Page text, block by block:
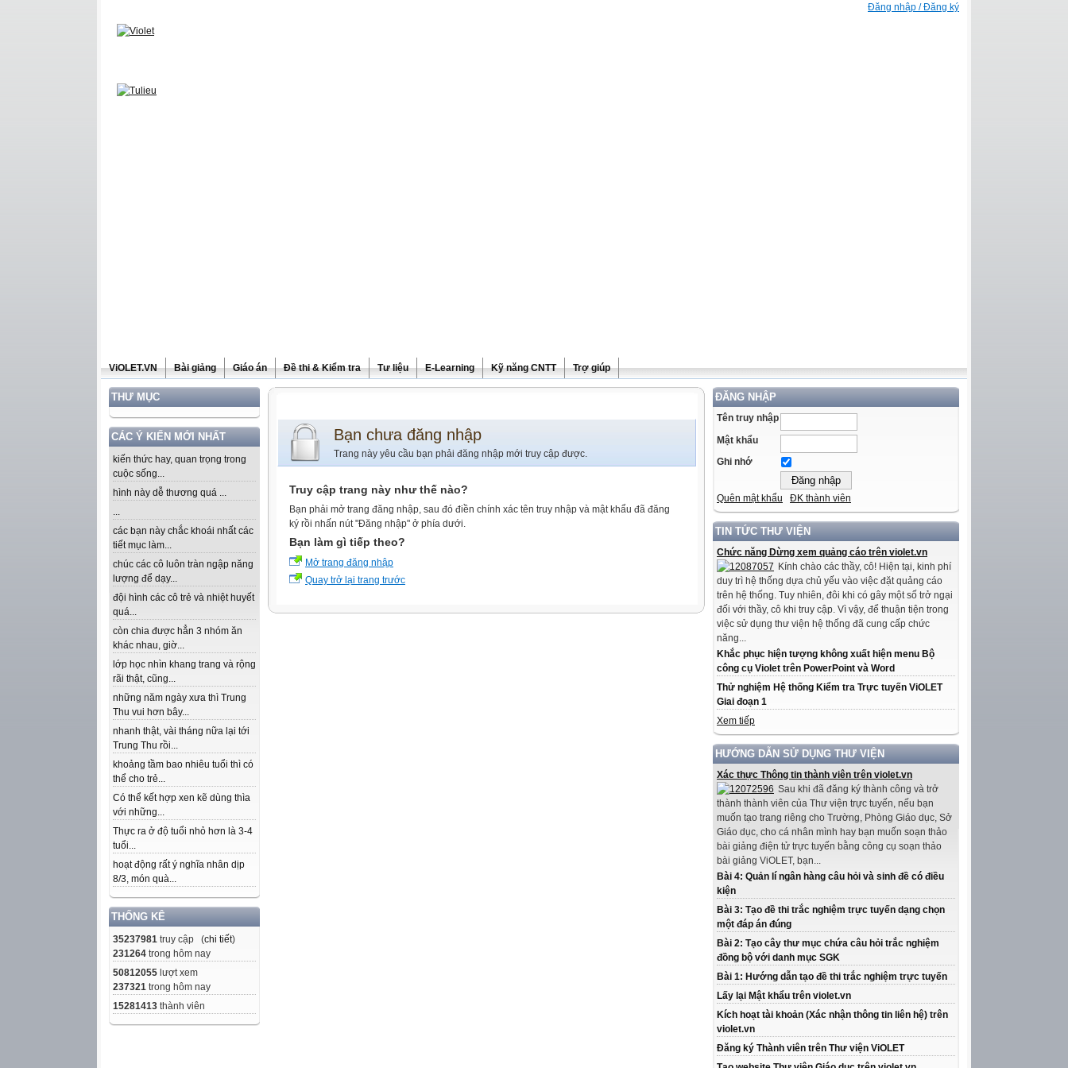
Đăng nhập / Đăng ký
ViOLET.VN Bài giảng Giáo án Đề thi & Kiểm tra Tư liệu E-Learning Kỹ năng CNTT Trợ giúp
THƯ MỤC
CÁC Ý KIẾN MỚI NHẤT
kiến thức hay, quan trọng trong
cuộc sống...
hình này dễ thương quá ...
...
các bạn này chắc khoái nhất các
tiết mục làm...
chúc các cô luôn tràn ngập năng
lượng để dạy...
đội hình các cô trẻ và nhiệt huyết
quá...
còn chia được hẳn 3 nhóm ăn
khác nhau, giờ...
lớp học nhìn khang trang và rộng
rãi thật, cũng...
những năm ngày xưa thì Trung
Thu vui hơn bây...
nhanh thật, vài tháng nữa lại tới
Trung Thu rồi...
khoảng tầm bao nhiêu tuổi thì có
thể cho trẻ...
Có thể kết hợp xen kẽ dùng thìa
với những...
Thực ra ở độ tuổi nhỏ hơn là 3-4
tuổi...
hoạt động rất ý nghĩa nhân dịp
8/3, món quà...
THỐNG KÊ
35237981 truy cập (chi tiết)
231264 trong hôm nay
50812055 lượt xem
237321 trong hôm nay
15281413 thành viên
ĐĂNG NHẬP
Tên truy nhập
Mật khẩu
Ghi nhớ
Quên mật khẩu ĐK thành viên
TIN TỨC THƯ VIỆN
Chức năng Dừng xem quảng cáo trên violet.vn
Kính chào các thầy, cô! Hiện tại, kinh phí
duy trì hệ thống dựa chủ yếu vào việc đặt quảng cáo
trên hệ thống. Tuy nhiên, đôi khi có gây một số trở ngại
đối với thầy, cô khi truy cập. Vì vậy, để thuận tiện trong
việc sử dụng thư viện hệ thống đã cung cấp chức
năng...
Khắc phục hiện tượng không xuất hiện menu Bộ
công cụ Violet trên PowerPoint và Word
Thử nghiệm Hệ thống Kiểm tra Trực tuyến ViOLET
Giai đoạn 1
Xem tiếp
HƯỚNG DẪN SỬ DỤNG THƯ VIỆN
Xác thực Thông tin thành viên trên violet.vn
Sau khi đã đăng ký thành công và trở
thành thành viên của Thư viện trực tuyến, nếu bạn
muốn tạo trang riêng cho Trường, Phòng Giáo dục, Sở
Giáo dục, cho cá nhân mình hay bạn muốn soạn thảo
bài giảng điện tử trực tuyến bằng công cụ soạn thảo
bài giảng ViOLET, bạn...
Bài 4: Quản lí ngân hàng câu hỏi và sinh đề có điều
kiện
Bài 3: Tạo đề thi trắc nghiệm trực tuyến dạng chọn
một đáp án đúng
Bài 2: Tạo cây thư mục chứa câu hỏi trắc nghiệm
đồng bộ với danh mục SGK
Bài 1: Hướng dẫn tạo đề thi trắc nghiệm trực tuyến
Lấy lại Mật khẩu trên violet.vn
Kích hoạt tài khoản (Xác nhận thông tin liên hệ) trên
violet.vn
Đăng ký Thành viên trên Thư viện ViOLET
Bạn chưa đăng nhập
Trang này yêu cầu bạn phải đăng nhập mới truy cập được.
Truy cập trang này như thế nào?
Bạn phải mở trang đăng nhập, sau đó điền chính xác tên truy nhập và mật khẩu đã đăng
ký rồi nhấn nút "Đăng nhập" ở phía dưới.
Bạn làm gì tiếp theo?
Mở trang đăng nhập
Quay trở lại trang trước